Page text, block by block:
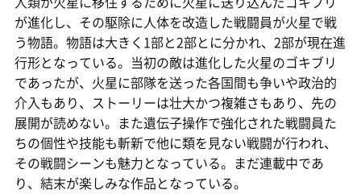
が進化し、その駆除に人体を改造した戦闘員が火星で戦
う物語。物語は大きく1部と2部とに分かれ、2部が現在進
行形となっている。当初の敵は進化した火星のゴキブリ
であったが、火星に部隊を送った各国間も争いや政治的
介入もあり、ストーリーは壮大かつ複雑さもあり、先の
展開が読めない。また遺伝子操作で強化された戦闘員た
ちの個性や技能も斬新で他に類を見ない戦闘が行われ、
その戦闘シーンも魅力となっている。まだ連載中であ
り、結末が楽しみな作品となっている。